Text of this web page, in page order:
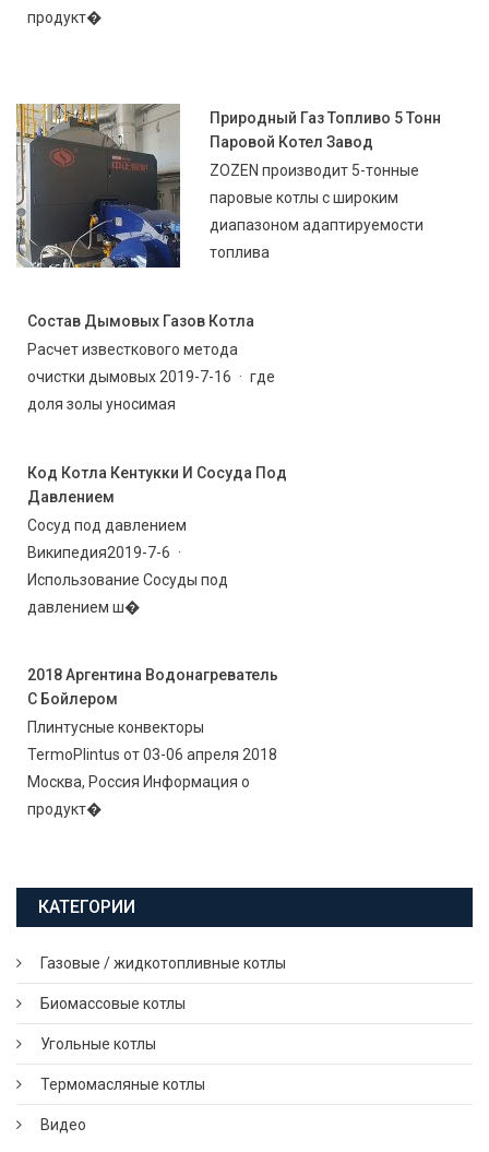
продукт�
Природный Газ Топливо 5 Тонн
Паровой Котел Завод
ZOZEN производит 5-тонные
паровые котлы с широким
диапазоном адаптируемости
топлива
Состав Дымовых Газов Котла
Расчет известкового метода
очистки дымовых 2019-7-16 · где
доля золы уносимая
Код Котла Кентукки И Сосуда Под
Давлением
Сосуд под давлением
Википедия2019-7-6 ·
Использование Сосуды под
давлением ш�
2018 Аргентина Водонагреватель
С Бойлером
Плинтусные конвекторы
TermoPlintus от 03-06 апреля 2018
Москва, Россия Информация о
продукт�
КАТЕГОРИИ
Газовые / жидкотопливные котлы
Биомассовые котлы
Угольные котлы
Термомасляные котлы
Видео